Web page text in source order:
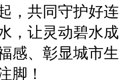
，共同守护好连
，让灵动碧水成
感、彰显城市生
脚！